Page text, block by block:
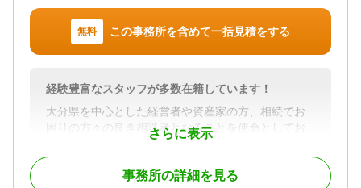
対応地域
大分県全域
対応業務
棄 / 成年後見 / 相続手続き / 銀行手続き / 戸籍収集 /
相続人調査 / 生前贈与（不動産名義変更）
対応体制
電話相談可 / 訪問可 / 土日相談可 / 初回相談無料 / 18
時以降相談可 / 事務所面談可
対応地域
遺言書 / 遺産分割 / 相続財産調査 / 相続手続き / 銀行
手続き / 戸籍収集 / 相続人調査
可 / 事務所面談可
無料 この事務所を含めて一括見積をする
さらに表示
経験豊富なスタッフが多数在籍しています！
大分県を中心とした経営者や資産家の方、相続でお
困りの方々の良き相談者となることを使命としてお
経験豊富なスタッフが、あなたに寄り添って対応さ
せていただきます。事務所の詳細を見る